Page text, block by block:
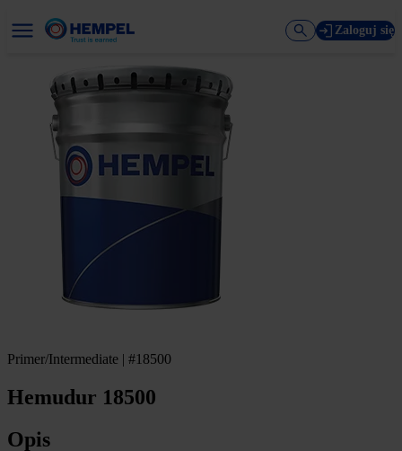
Zaloguj się
Primer/Intermediate | #18500
Hemudur 18500
Opis